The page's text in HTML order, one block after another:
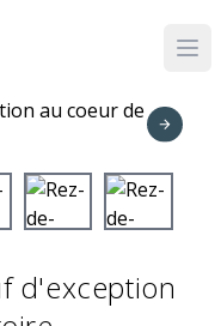
d'exception